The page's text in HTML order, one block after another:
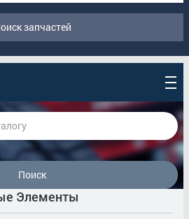
запчастей
Поиск
Элементы